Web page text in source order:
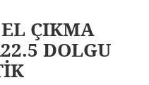
ÇIKMA
DOLGU